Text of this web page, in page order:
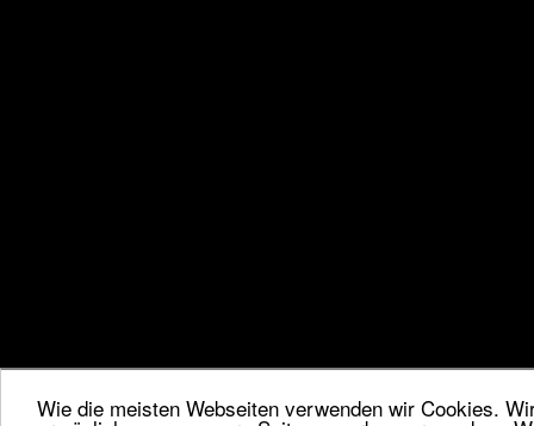
Wie die meisten Webseiten verwenden wir Cookies.